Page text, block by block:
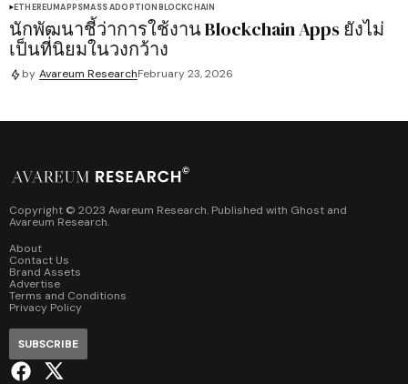
ETHEREUMAPPSMASS ADOPTIONBLOCKCHAIN
นักพัฒนาชี้ว่าการใช้งาน Blockchain Apps ยังไม่
เป็นที่นิยมในวงกว้าง
by Avareum ResearchFebruary 23, 2026
Copyright © 2023 Avareum Research. Published with Ghost and
Avareum Research.
About
Contact Us
Brand Assets
Advertise
Terms and Conditions
Privacy Policy
SUBSCRIBE